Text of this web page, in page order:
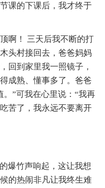
课的下课后，我才终于
啊！ 三天后我不断的打
头村接回去，爸爸妈妈
回到家里我一照镜子，
成熟、懂事多了。爸爸
”可我在心里说：“我再
苦了，我永远不要离开
爆竹声响起，这让我想
的热闹非凡让我终生难